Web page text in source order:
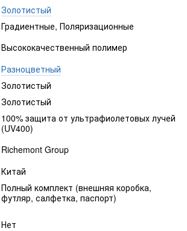
Золотистый
Градиентные, Поляризационные
Высококачественный полимер
Разноцветный
Золотистый
Золотистый
100% защита от ультрафиолетовых лучей
(UV400)
Richemont Group
Китай
Полный комплект (внешняя коробка,
футляр, салфетка, паспорт)
Нет